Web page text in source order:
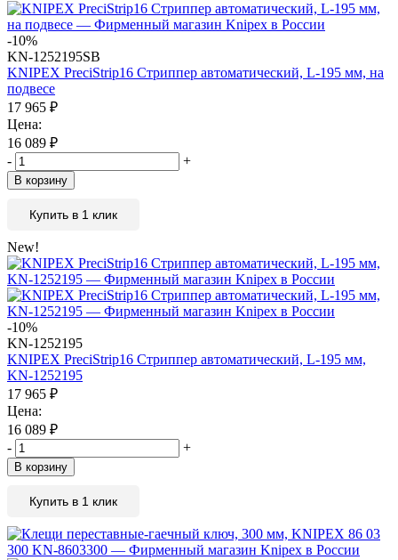
-10%
KN-1252195SB
KNIPEX PreciStrip16 Стриппер автоматический, L-195 мм, на
подвесе
17 965 ₽
Цена:
16 089 ₽
-
+
В корзину
Купить в 1 клик
New!
-10%
KN-1252195
KNIPEX PreciStrip16 Стриппер автоматический, L-195 мм,
KN-1252195
17 965 ₽
Цена:
16 089 ₽
-
+
В корзину
Купить в 1 клик